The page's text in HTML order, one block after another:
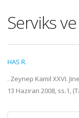
Serviks
HAS R.
. Zeynep Kamil XXVI.
13 Haziran 2008, ss.1,